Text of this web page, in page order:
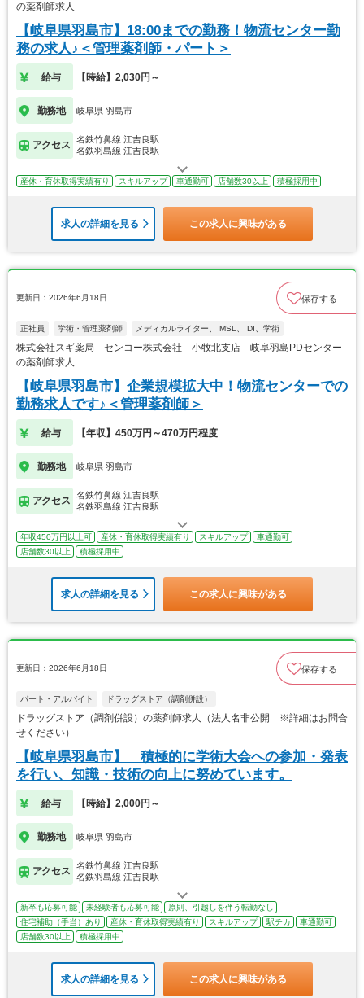
の薬剤師求人
【岐阜県羽島市】18:00までの勤務！物流センター勤
務の求人♪＜管理薬剤師・パート＞
給与 【時給】2,030円～
勤務地 岐阜県 羽島市
アクセス
名鉄竹鼻線 江吉良駅
名鉄羽島線 江吉良駅
産休・育休取得実績有り スキルアップ 車通勤可 店舗数30以上 積極採用中
求人の詳細を見る この求人に興味がある
更新日：2026年6月18日 保存する
正社員 学術・管理薬剤師 メディカルライター、 MSL、 DI、学術
株式会社スギ薬局 センコー株式会社 小牧北支店 岐阜羽島PDセンター
の薬剤師求人
【岐阜県羽島市】企業規模拡大中！物流センターでの
勤務求人です♪＜管理薬剤師＞
給与 【年収】450万円～470万円程度
勤務地 岐阜県 羽島市
アクセス
名鉄竹鼻線 江吉良駅
名鉄羽島線 江吉良駅
年収450万円以上可 産休・育休取得実績有り スキルアップ
車通勤可
店舗数30以上
積極採用中
求人の詳細を見る この求人に興味がある
更新日：2026年6月18日 保存する
パート・アルバイト ドラッグストア（調剤併設）
ドラッグストア（調剤併設）の薬剤師求人（法人名非公開 ※詳細はお問合
せください）
【岐阜県羽島市】 積極的に学術大会への参加・発表
を行い、知識・技術の向上に努めています。
給与 【時給】2,000円～
勤務地 岐阜県 羽島市
アクセス
名鉄竹鼻線 江吉良駅
名鉄羽島線 江吉良駅
新卒も応募可能 未経験者も応募可能
原則、引越しを伴う転勤なし
住宅補助（手当）あり
産休・育休取得実績有り スキルアップ 駅チカ
車通勤可
店舗数30以上
積極採用中
求人の詳細を見る この求人に興味がある